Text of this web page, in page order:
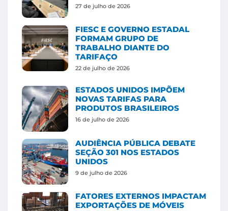
27 de julho de 2026
FIESC E GOVERNO ESTADAL
FORMAM GRUPO DE
TRABALHO DIANTE DO
TARIFAÇO
22 de julho de 2026
ESTADOS UNIDOS IMPÕEM
NOVAS TARIFAS PARA
PRODUTOS BRASILEIROS
16 de julho de 2026
AUDIÊNCIA PÚBLICA DEBATE
SEÇÃO 301 NOS ESTADOS
UNIDOS
9 de julho de 2026
FATORES EXTERNOS IMPACTAM
EXPORTAÇÕES DE MÓVEIS